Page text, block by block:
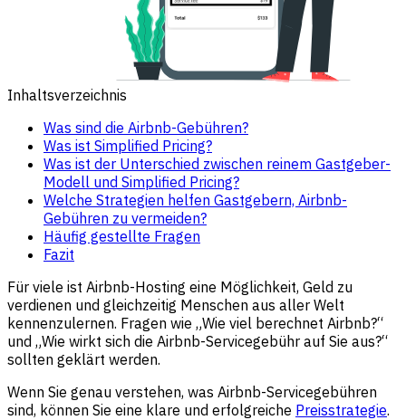
Inhaltsverzeichnis
Was sind die Airbnb-Gebühren?
Was ist Simplified Pricing?
Was ist der Unterschied zwischen reinem Gastgeber-
Modell und Simplified Pricing?
Welche Strategien helfen Gastgebern, Airbnb-
Gebühren zu vermeiden?
Häufig gestellte Fragen
Fazit
Für viele ist Airbnb-Hosting eine Möglichkeit, Geld zu
verdienen und gleichzeitig Menschen aus aller Welt
kennenzulernen. Fragen wie „Wie viel berechnet Airbnb?“
und „Wie wirkt sich die Airbnb-Servicegebühr auf Sie aus?“
sollten geklärt werden.
Wenn Sie genau verstehen, was Airbnb-Servicegebühren
sind, können Sie eine klare und erfolgreiche Preisstrategie.